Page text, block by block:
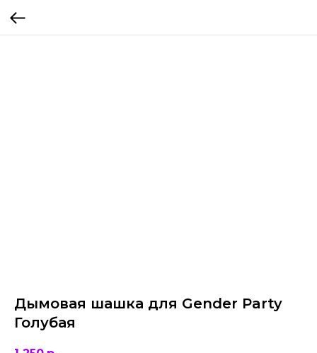
Дымовая шашка для Gender Party
Голубая